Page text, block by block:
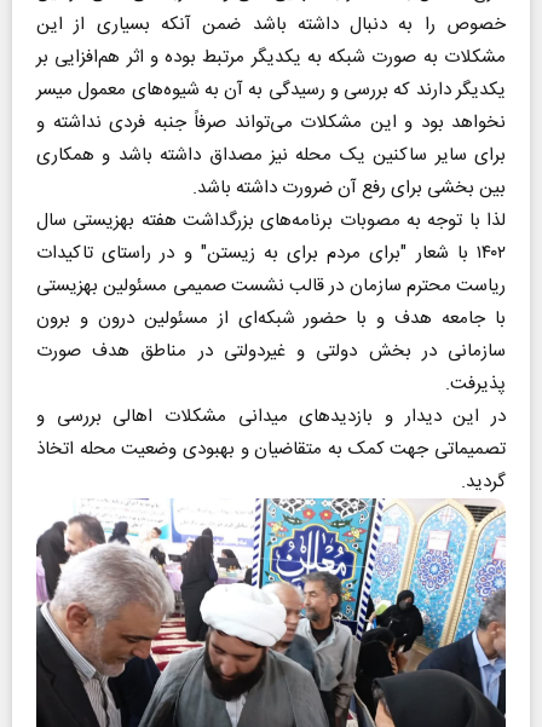
خصوص را به دنبال داشته باشد ضمن آنکه بسیاری از این
مشکلات به صورت شبکه به یکدیگر مرتبط بوده و اثر هم‌افزایی بر
یکدیگر دارند که بررسی و رسیدگی به آن به شیوه‌های معمول میسر
نخواهد بود و این مشکلات می‌تواند صرفاً جنبه فردی نداشته و
برای سایر ساکنین یک محله نیز مصداق داشته باشد و همکاری
بین بخشی برای رفع آن ضرورت داشته باشد.
لذا با توجه به مصوبات برنامه‌های بزرگداشت هفته بهزیستی سال
۱۴۰۲ با شعار "برای مردم برای به زیستن" و در راستای تاکیدات
ریاست محترم سازمان در قالب نشست صمیمی مسئولین بهزیستی
با جامعه هدف و با حضور شبکه‌ای از مسئولین درون و برون
سازمانی در بخش دولتی و غیردولتی در مناطق هدف صورت
پذیرفت.
در این دیدار و بازدیدهای میدانی مشکلات اهالی بررسی و
تصمیماتی جهت کمک به متقاضیان و بهبودی وضعیت محله اتخاذ
گردید.